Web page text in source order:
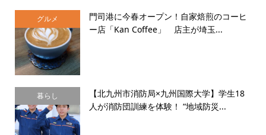
グルメ
門司港に今春オープン！自家焙煎のコーヒ
ー店「Kan Coffee」 店主が埼玉...
暮らし
【北九州市消防局×九州国際大学】学生18
人が消防団訓練を体験！ “地域防災...